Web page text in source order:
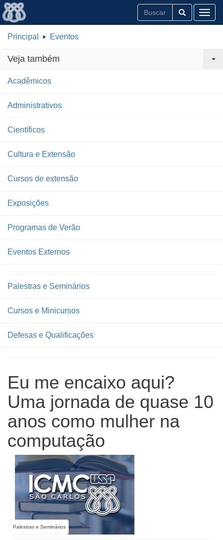
Principal Eventos
Veja também
Acadêmicos
Administrativos
Científicos
Cultura e Extensão
Cursos de extensão
Exposições
Programas de Verão
Eventos Externos
Palestras e Seminários
Cursos e Minicursos
Defesas e Qualificações
Eu me encaixo aqui?
Uma jornada de quase 10
anos como mulher na
computação
Palestras e Seminários